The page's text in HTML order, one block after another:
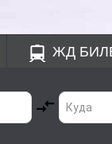
ЖД